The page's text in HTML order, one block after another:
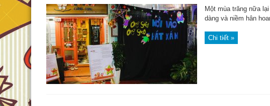
Một mùa trăng nữa
dàng và niềm hân
Chi tiết »